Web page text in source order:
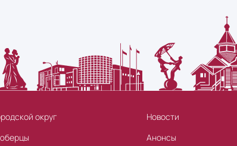
округ
Новости
Анонсы